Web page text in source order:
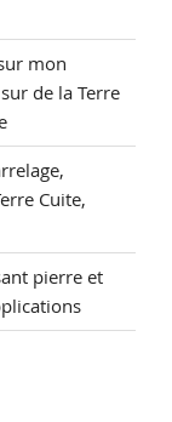
mon
de la Terre
Cuite,
pierre et